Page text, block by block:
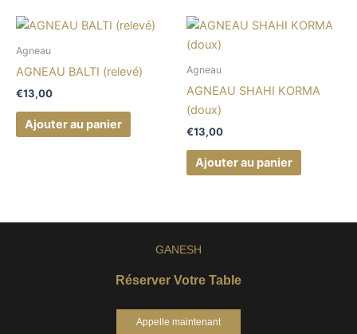
Agneau
AGNEAU BALTI (relevé)
€13,00
Ajouter au panier
Agneau
AGNEAU SHAHI KORMA
(doux)
€13,00
Ajouter au panier
GANESH
Réserver Votre Table
Appelle maintenant